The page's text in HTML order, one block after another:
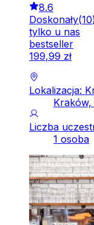
8.6
Doskonały(10
tylko u nas
bestseller
199,99 zł
Lokalizacja:
Liczba
1 osoba